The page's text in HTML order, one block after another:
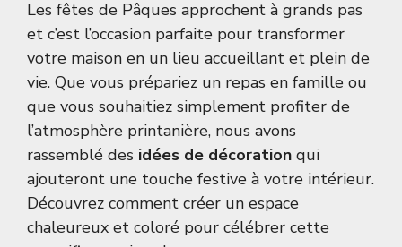
Les fêtes de Pâques approchent à grands pas
et c’est l’occasion parfaite pour transformer
votre maison en un lieu accueillant et plein de
vie. Que vous prépariez un repas en famille ou
que vous souhaitiez simplement profiter de
l’atmosphère printanière, nous avons
rassemblé des idées de décoration qui
ajouteront une touche festive à votre intérieur.
Découvrez comment créer un espace
chaleureux et coloré pour célébrer cette